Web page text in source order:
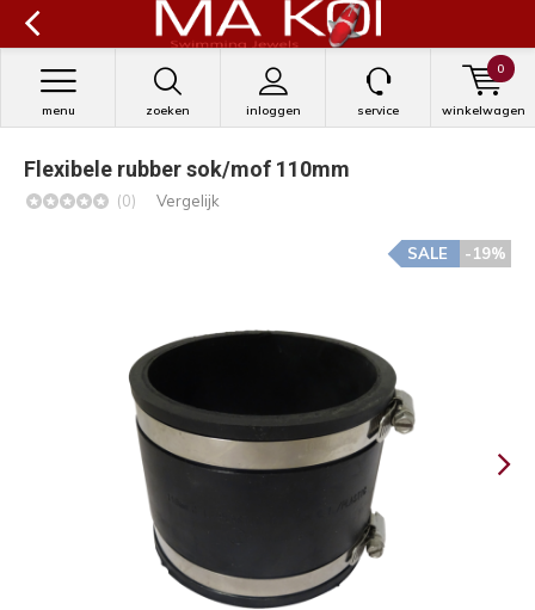
zoeken inloggen
menu service winkelwagen
0
Flexibele rubber sok/mof 110mm
(0) Vergelijk
-19%
SALE